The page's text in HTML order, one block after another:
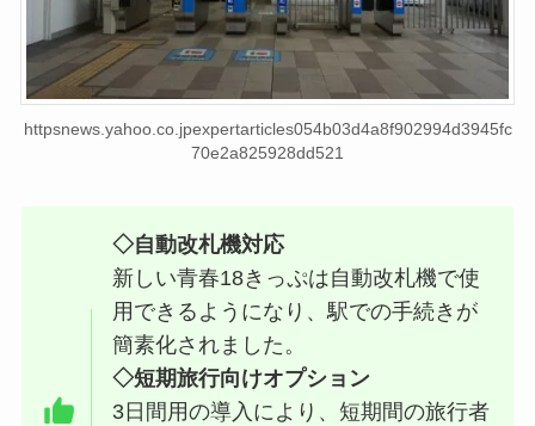
httpsnews.yahoo.co.jpexpertarticles054b03d4a8f902994d3945fc
70e2a825928dd521
◇自動改札機対応
新しい青春18きっぷは自動改札機で使
用できるようになり、駅での手続きが
簡素化されました。
◇短期旅行向けオプション
3日間用の導入により、短期間の旅行者